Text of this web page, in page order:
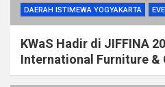
DAERAH ISTIMEWA YOGYAKARTA
KWaS Hadir di JIFFINA
International Furniture &